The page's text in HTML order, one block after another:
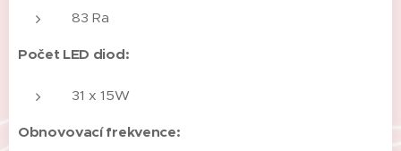
83 Ra
Počet LED diod:
31 x 15W
Obnovovací frekvence: